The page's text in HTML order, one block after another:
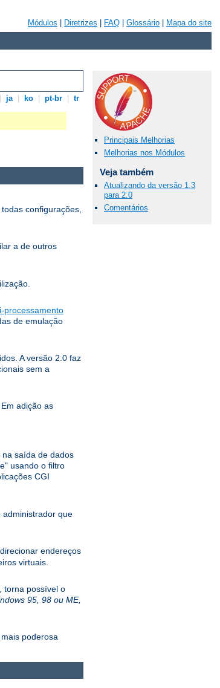
Módulos Diretrizes FAQ Glossário Mapa do site
ja ko pt-br tr
Principais Melhorias
Melhorias nos Módulos
Veja também
Atualizando da versão 1.3
para 2.0
Comentários
configurações,
a de outros
processamento
de emulação
A versão 2.0 faz
sem a
adição as
saída de dados
usando o filtro
CGI
administrador que
endereços
virtuais.
torna possível o
95, 98 ou ME,
poderosa